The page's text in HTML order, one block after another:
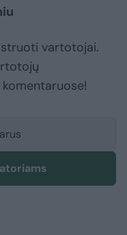
vartotojai.